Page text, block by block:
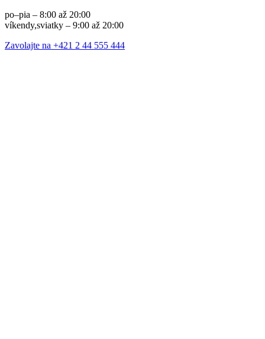
po–pia – 8:00 až 20:00
víkendy,sviatky – 9:00 až 20:00
Zavolajte na +421 2 44 555 444